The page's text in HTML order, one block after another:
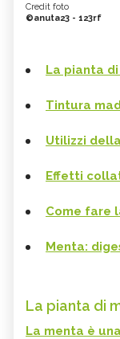
Credit foto
©anuta23 - 123rf
La pianta
Tintura
Utilizzi
Effetti
Come fare
Menta:
La pianta di
La menta è